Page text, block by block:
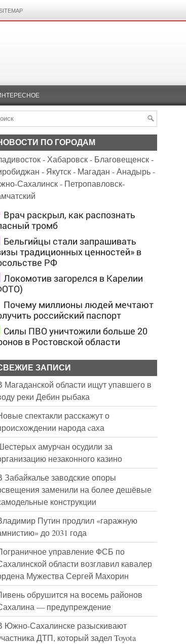
ПО ГОРОДАМ
-Хабаровск- Благовещенск-
- Якутск- Магадан -Анадырь-
Сахалинск- Петропавловск-
Врач раскрыл, как распознать
тромб
Бельгийцы стали запрашивать
традиционных ценностей» в
РФ
Локомотив загорелся в Карелии
Почему миллионы людей мечтают
российский паспорт
Силы ПВО уничтожили больше 20
в Ростовской области
ЗАПИСИ
Магаданской области ищут упавшего в
реки Дебин рыбака
спектакли расскажут о
народа cаха
амурчан осудили за
незаконного казино
Забайкалье заводские опоры
заменили на более дешёвые
конструкции
Путин продлил «гаражную
до 2031 года
управление ФСБ по
области возглавил кавалер
Мужества Сергей Махорин
обрушится на восемь районов
— предупреждение
Южно-Сахалинске разыскивают
ДТП, который задел Toyota